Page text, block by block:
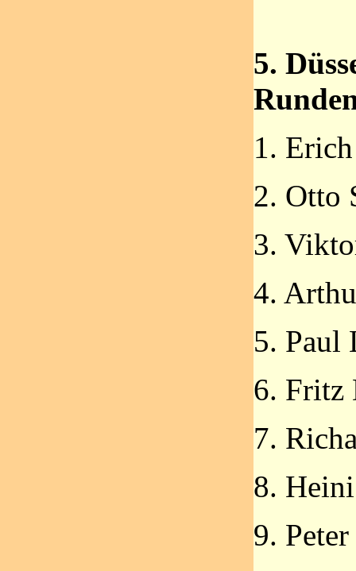
5.
1.
2. Otto
3.
4.
5. Paul
6. Fritz
7.
8.
9.